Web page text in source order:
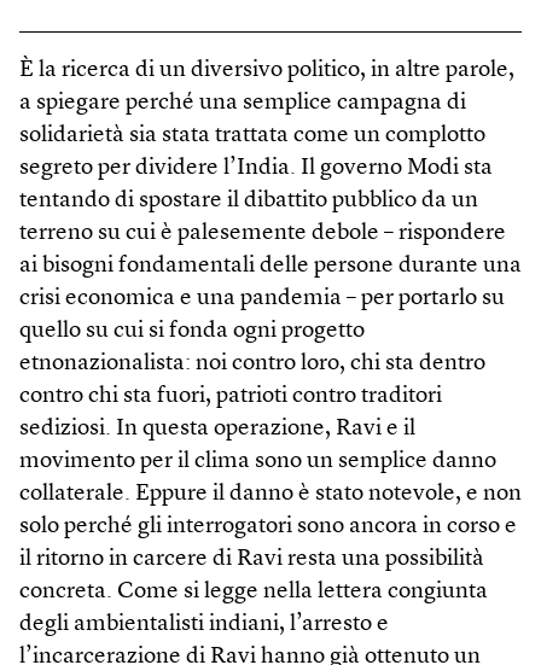
È la ricerca di un diversivo politico, in altre parole,
a spiegare perché una semplice campagna di
solidarietà sia stata trattata come un complotto
segreto per dividere l’India. Il governo Modi sta
tentando di spostare il dibattito pubblico da un
terreno su cui è palesemente debole – rispondere
ai bisogni fondamentali delle persone durante una
crisi economica e una pandemia – per portarlo su
quello su cui si fonda ogni progetto
etnonazionalista: noi contro loro, chi sta dentro
contro chi sta fuori, patrioti contro traditori
sediziosi. In questa operazione, Ravi e il
movimento per il clima sono un semplice danno
collaterale. Eppure il danno è stato notevole, e non
solo perché gli interrogatori sono ancora in corso e
il ritorno in carcere di Ravi resta una possibilità
concreta. Come si legge nella lettera congiunta
degli ambientalisti indiani, l’arresto e
l’incarcerazione di Ravi hanno già ottenuto un